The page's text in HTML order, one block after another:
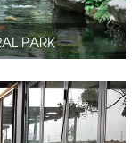
PARK